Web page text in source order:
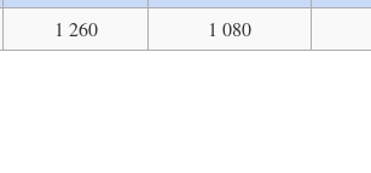
1 260 1 080